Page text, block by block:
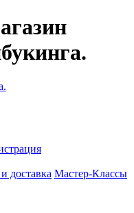
доставка Мастер-Классы